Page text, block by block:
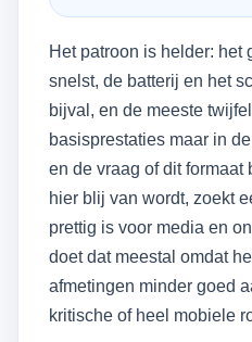
Het patroon is helder: het
snelst, de batterij en het
bijval, en de meeste
basisprestaties maar in
en de vraag of dit formaat
hier blij van wordt, zoekt
prettig is voor media en
doet dat meestal omdat
afmetingen minder goed
kritische of heel mobiele